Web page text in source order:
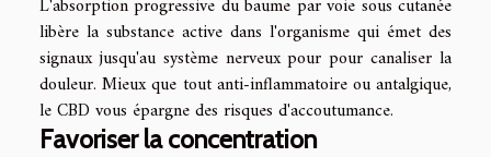
L'absorption progressive du baume par voie sous cutanée
libère la substance active dans l'organisme qui émet des
signaux jusqu'au système nerveux pour pour canaliser la
douleur. Mieux que tout anti-inflammatoire ou antalgique,
le CBD vous épargne des risques d'accoutumance.
Favoriser la concentration